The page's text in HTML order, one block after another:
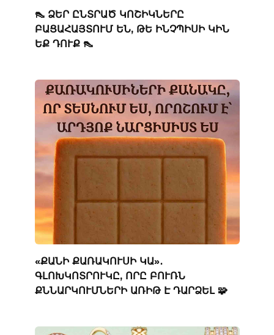
👠 ՁԵՐ ԸՆՏՐԱԾ ԿՈՇԻԿՆԵՐԸ
ԲԱՑԱՀԱՅՏՈՒՄ ԵՆ, ԹԵ ԻՆՉՊԻՍԻ ԿԻՆ
ԵՔ ԴՈՒՔ 👠
«ՔԱՆԻ ՔԱՌԱԿՈՒՍԻ ԿԱ»․
ԳԼՈԽԿՈՏՐՈՒԿԸ, ՈՐԸ ԲՈՒՌՆ
ՔՆՆԱՐԿՈՒՄՆԵՐԻ ԱՌԻԹ Է ԴԱՐՁԵԼ 🧩